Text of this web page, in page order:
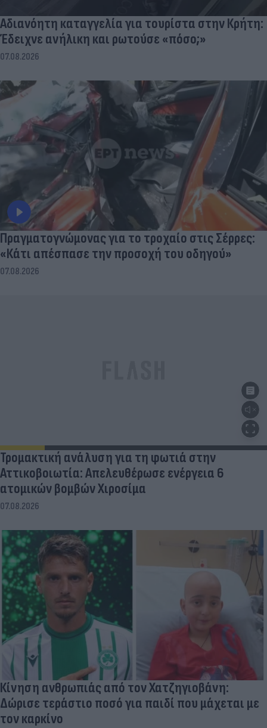
Αδιανόητη καταγγελία για τουρίστα στην Κρήτη:
Έδειχνε ανήλικη και ρωτούσε «πόσο;»
07.08.2026
Πραγματογνώμονας για το τροχαίο στις Σέρρες:
«Κάτι απέσπασε την προσοχή του οδηγού»
07.08.2026
Τρομακτική ανάλυση για τη φωτιά στην
Αττικοβοιωτία: Απελευθέρωσε ενέργεια 6
ατομικών βομβών Χιροσίμα
07.08.2026
Κίνηση ανθρωπιάς από τον Χατζηγιοβάνη:
Δώρισε τεράστιο ποσό για παιδί που μάχεται με
τον καρκίνο